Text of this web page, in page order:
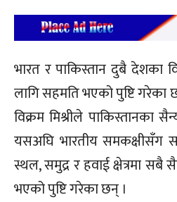
भारत र पाकिस्तान दुबै देशका
लागि सहमति भएको पुष्टि गरेका
विक्रम मिश्रीले पाकिस्तानका
यसअघि भारतीय समकक्षीसँग
स्थल, समुद्र र हवाई क्षेत्रमा सबै
भएको पुष्टि गरेका छन् ।